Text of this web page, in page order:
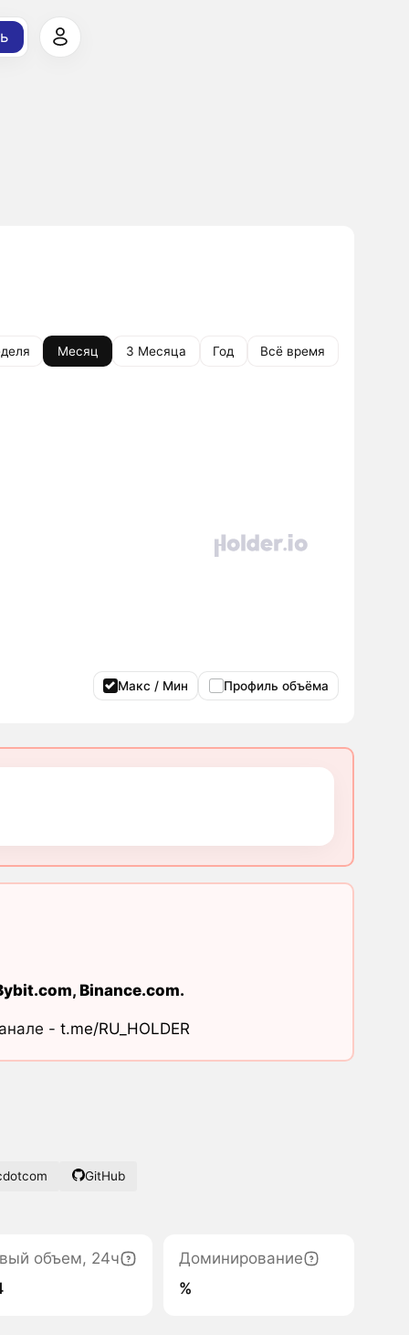
Месяц 3 Месяца Год Всё время
Макс / Мин Профиль объёма
, Binance.com.
- t.me/RU_HOLDER
GitHub
объем, 24ч
Доминирование
%